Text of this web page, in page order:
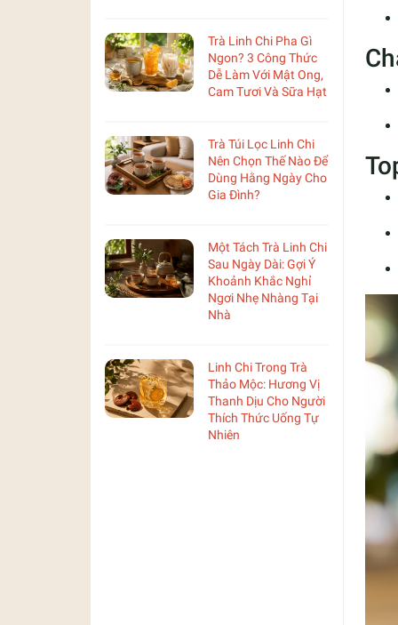
Trà Linh Chi Pha Gì
Ngon? 3 Công Thức
Dễ Làm Với Mật Ong,
Cam Tươi Và Sữa Hạt
Trà Túi Lọc Linh Chi
Nên Chọn Thế Nào Để
Dùng Hằng Ngày Cho
Gia Đình?
Một Tách Trà Linh Chi
Sau Ngày Dài: Gợi Ý
Khoảnh Khắc Nghỉ
Ngơi Nhẹ Nhàng Tại
Nhà
Linh Chi Trong Trà
Thảo Mộc: Hương Vị
Thanh Dịu Cho Người
Thích Thức Uống Tự
Nhiên